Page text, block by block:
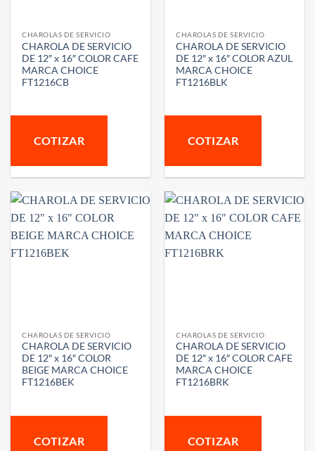
CHAROLAS DE SERVICIO
CHAROLA DE SERVICIO
DE 12″ x 16″ COLOR CAFE
MARCA CHOICE
FT1216CB
COTIZAR
CHAROLAS DE SERVICIO
CHAROLA DE SERVICIO
DE 12″ x 16″ COLOR AZUL
MARCA CHOICE
FT1216BLK
COTIZAR
CHAROLAS DE SERVICIO
CHAROLA DE SERVICIO
DE 12″ x 16″ COLOR
BEIGE MARCA CHOICE
FT1216BEK
COTIZAR
CHAROLAS DE SERVICIO
CHAROLA DE SERVICIO
DE 12″ x 16″ COLOR CAFE
MARCA CHOICE
FT1216BRK
COTIZAR